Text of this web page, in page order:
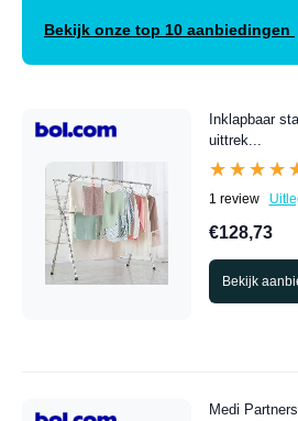
Bekijk onze top 10 aanbiedingen
Inklapbaar
uittrek...
1 review
€128,73
Bekijk
Medi